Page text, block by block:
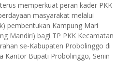
memperkuat peran kader PKK
masyarakat melalui
pembentukan Kampung Mari
Mandiri) bagi TP PKK Kecamatan
se-Kabupaten Probolinggo di
Kantor Bupati Probolinggo, Senin